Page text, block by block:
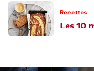
Recettes
Les 10